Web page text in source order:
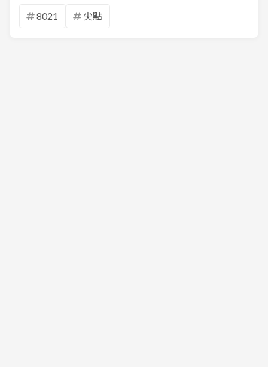
8021 尖點